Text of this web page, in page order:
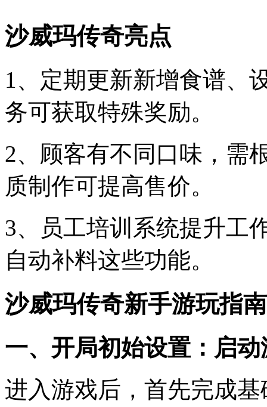
沙威玛传奇亮点
1、定期更新新增食谱、
务可获取特殊奖励。
2、顾客有不同口味，需
质制作可提高售价。
3、员工培训系统提升工
自动补料这些功能。
沙威玛传奇新手游玩指南
一、开局初始设置：启
进入游戏后，首先完成